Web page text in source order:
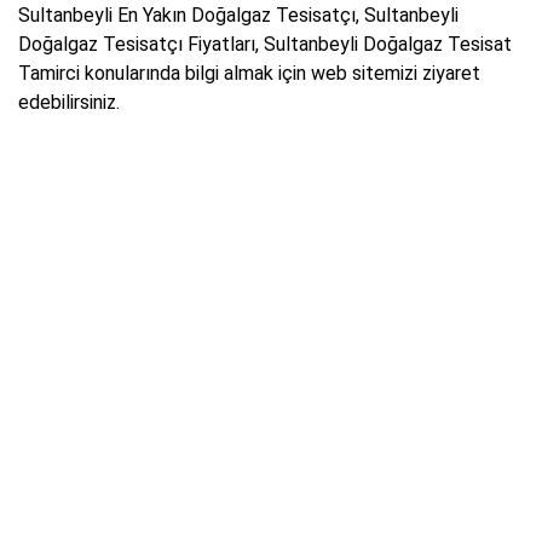
Sultanbeyli En Yakın Doğalgaz Tesisatçı, Sultanbeyli
Doğalgaz Tesisatçı Fiyatları, Sultanbeyli Doğalgaz Tesisat
Tamirci konularında bilgi almak için web sitemizi ziyaret
edebilirsiniz.